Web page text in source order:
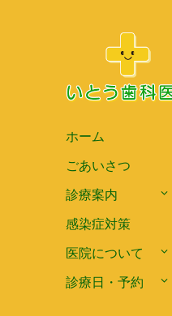
ホーム
ごあいさつ
診療案内
感染症対策
医院について
診療日・予約